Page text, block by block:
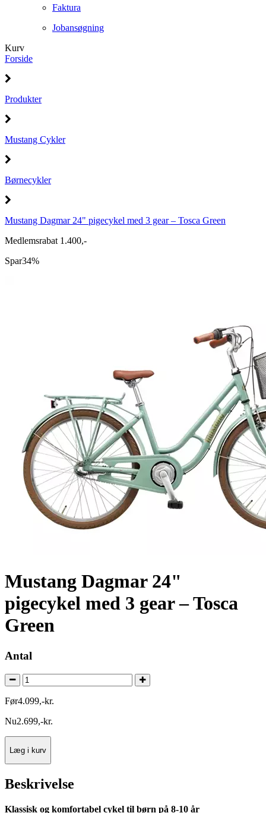
Faktura
Jobansøgning
Kurv
Forside
Produkter
Mustang Cykler
Børnecykler
Mustang Dagmar 24" pigecykel med 3 gear – Tosca Green
Medlemsrabat 1.400,-
Spar34%
Mustang Dagmar 24"
pigecykel med 3 gear – Tosca
Green
Antal
Før4.099,-kr.
Nu2.699,-kr.
Læg i kurv
Beskrivelse
Klassisk og komfortabel cykel til børn på 8-10 år